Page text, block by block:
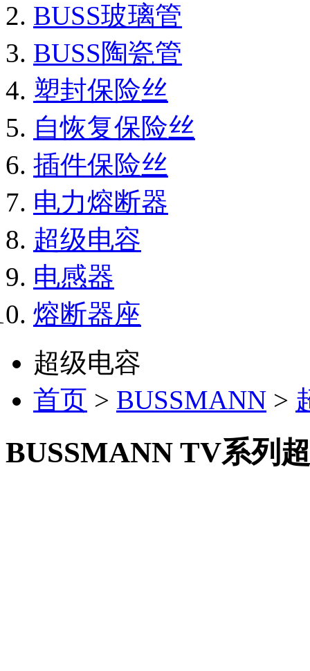
BUSS玻璃管
BUSS陶瓷管
塑封保险丝
自恢复保险丝
插件保险丝
电力熔断器
超级电容
电感器
熔断器座
超级电容
首页 > BUSSMANN >
BUSSMANN TV系列